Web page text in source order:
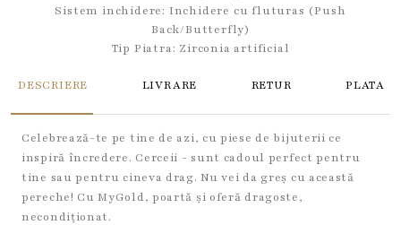
Sistem inchidere: Inchidere cu fluturas (Push
Back/Butterfly)
Tip Piatra: Zirconia artificial
DESCRIERE LIVRARE RETUR PLATA
Celebrează-te pe tine de azi, cu piese de bijuterii ce
inspiră încredere. Cerceii - sunt cadoul perfect pentru
tine sau pentru cineva drag. Nu vei da greș cu această
pereche! Cu MyGold, poartă și oferă dragoste,
necondiționat.